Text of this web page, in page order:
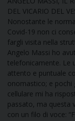
DOVE SIAMO
PRIVACY
COOKIE POLICY
DEL VICARIO DEL
Nonostante le
Covid-19 non ci
fargli visita nella
Angelo Massi ho
telefonicamente. Le
attento e puntuale
onomastico; e pochi
cellulare mi ha
passato, ma questa
con un filo di voce: